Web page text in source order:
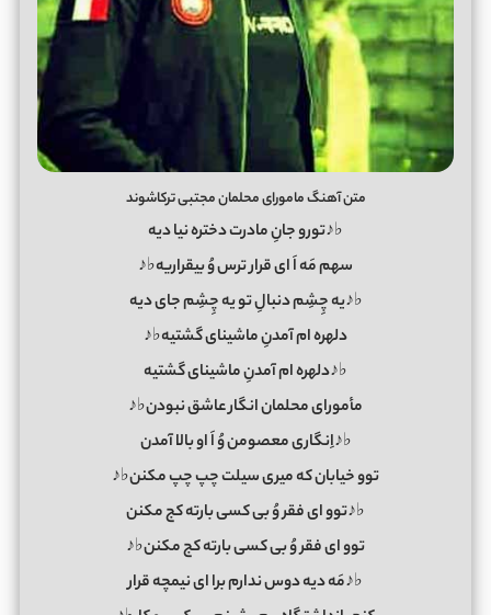
متن آهنگ مامورای محلمان مجتبی ترکاشوند
♭♪تورو جانِ مادرت دختره نیا دیه
سهم مَه اَ ای قرار ترس وُ بیقراریه♭♪
♭♪یه چِشِم دنبالِ تو یه چِشِم جای دیه
دلهره ام آمدنِ ماشینای گشتیه♭♪
♭♪دلهره ام آمدنِ ماشینای گشتیه
مأمورای محلمان انگار عاشق نبودن♭♪
♭♪اِنگاری معصومن وُ اَ او بالا آمدن
توو خیابان که میری سیلت چپ چپ مکنن♭♪
♭♪توو ای فقر وُ بی کسی بارته کج مکنن
توو ای فقر وُ بی کسی بارته کج مکنن♭♪
♭♪مَه دیه دوس ندارم برا ای نیمچه قرار